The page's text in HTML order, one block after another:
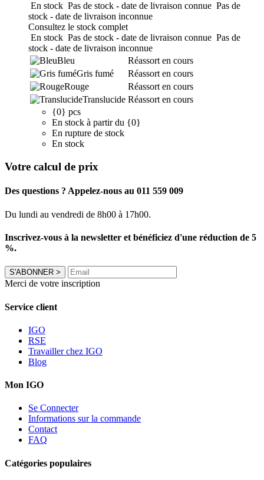
En stock Pas de stock - date de livraison connue Pas de
stock - date de livraison inconnue
Consultez le stock complet
En stock Pas de stock - date de livraison connue Pas de
stock - date de livraison inconnue
Bleu
Réassort en cours
Gris fumé
Réassort en cours
Rouge
Réassort en cours
Translucide Réassort en cours
{0} pcs
En stock à partir du {0}
En rupture de stock
En stock
Votre calcul de prix
Des questions ? Appelez-nous au 011 559 009
Du lundi au vendredi de 8h00 à 17h00.
Inscrivez-vous à la newsletter et bénéficiez d'une réduction de 5
%.
S'ABONNER >
Merci de votre inscription
Service client
IGO
RSE
Travailler chez IGO
Blog
Mon IGO
Se Connecter
Informations sur la commande
Contact
FAQ
Catégories populaires